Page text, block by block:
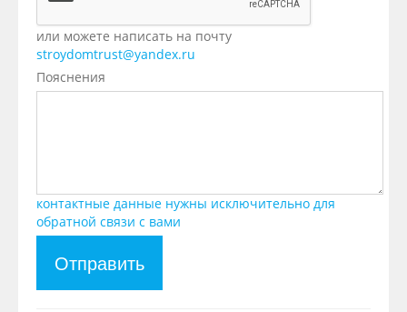
или можете написать на почту
stroydomtrust@yandex.ru
Пояснения
контактные данные нужны исключительно для
обратной связи с вами
Отправить